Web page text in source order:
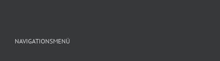
NAVIGATIONSMENÜ